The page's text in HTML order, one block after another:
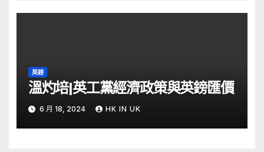
英鎊
溫灼培|英工黨經濟政策與英鎊匯價
6 月 18, 2024 HK IN UK